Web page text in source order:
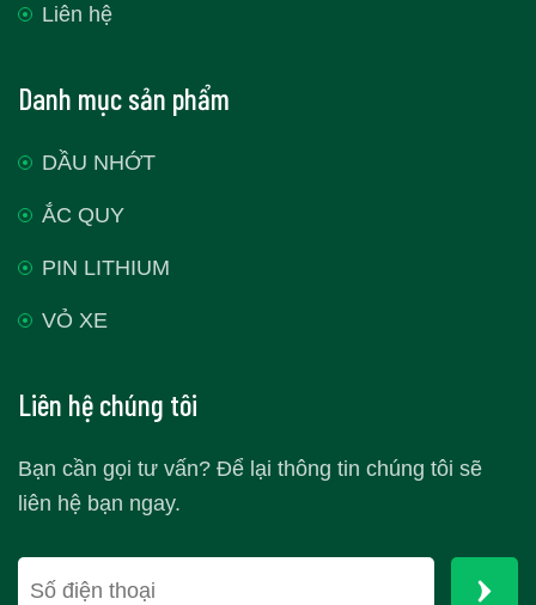
Liên hệ
Danh mục sản phẩm
DẦU NHỚT
ẮC QUY
PIN LITHIUM
VỎ XE
Liên hệ chúng tôi
Bạn cần gọi tư vấn? Để lại thông tin chúng tôi sẽ
liên hệ bạn ngay.